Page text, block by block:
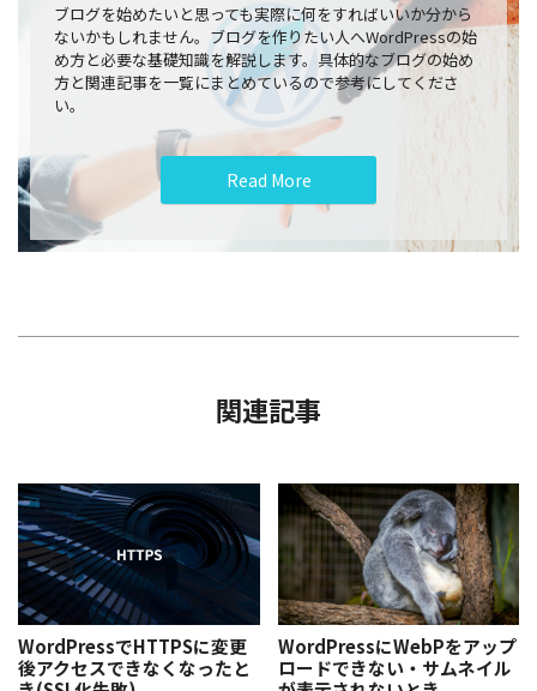
ブログを始めたいと思っても実際に何をすればいいか分から
ないかもしれません。ブログを作りたい人へWordPressの始
め方と必要な基礎知識を解説します。具体的なブログの始め
方と関連記事を一覧にまとめているので参考にしてくださ
い。
Read More
関連記事
WordPressでHTTPSに変更
後アクセスできなくなったと
WordPressにWebPをアップ
ロードできない・サムネイル